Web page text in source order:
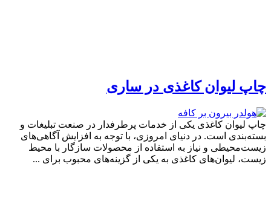
چاپ لیوان کاغذی در ساری
چاپ لیوان کاغذی یکی از خدمات پرطرفدار در صنعت تبلیغات و
بسته‌بندی است. در دنیای امروزی، با توجه به افزایش آگاهی‌های
زیست‌محیطی و نیاز به استفاده از محصولات سازگار با محیط
زیست، لیوان‌های کاغذی به یکی از گزینه‌های محبوب برای ...